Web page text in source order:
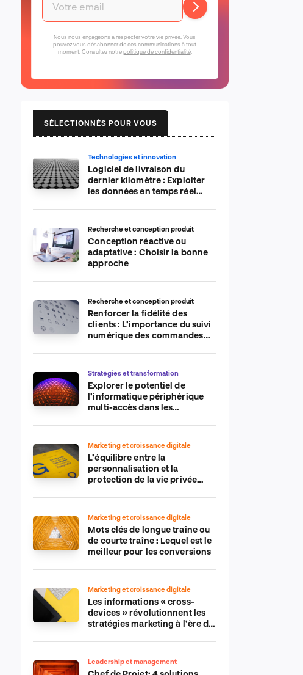
Nous nous engageons à respecter votre vie privée. Vous
pouvez vous désabonner de ces communications à tout
moment. Consultez notrepolitique de confidentialité.
SÉLECTIONNÉS POUR VOUS
Technologies et innovation
Logiciel de livraison du
dernier kilomètre : Exploiter
les données en temps réel
Recherche et conception produit
Conception réactive ou
adaptative : Choisir la bonne
approche
Recherche et conception produit
Renforcer la fidélité des
clients : L’importance du suivi
numérique des commandes
commerce électronique
Stratégies et transformation
Explorer le potentiel de
l’informatique périphérique
multi-accès dans les
Marketing et croissance digitale
L’équilibre entre la
personnalisation et la
protection de la vie privée
Marketing et croissance digitale
Mots clés de longue traîne ou
de courte traîne : Lequel est le
meilleur pour les conversions
Marketing et croissance digitale
Les informations « cross-
devices » révolutionnent les
stratégies marketing à l’ère du
Leadership et management